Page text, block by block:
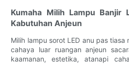
Kumaha Milih Lampu Banjir
Kabutuhan Anjeun
Milih lampu sorot LED anu pas
cahaya luar ruangan anjeun
kaamanan, estetika, atanapi